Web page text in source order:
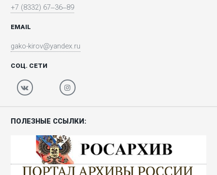
+7 (8332) 67‒36‒89
EMAIL
gako-kirov@yandex.ru
СОЦ. СЕТИ
ПОЛЕЗНЫЕ ССЫЛКИ: